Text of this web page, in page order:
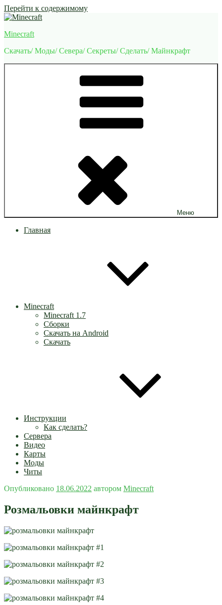
Перейти к содержимому
Minecraft
Скачать/ Моды/ Севера/ Секреты/ Сделать/ Майнкрафт
Меню
Главная
Minecraft
Minecraft 1.7
Сборки
Скачать на Android
Скачать
Инструкции
Как сделать?
Сервера
Видео
Карты
Моды
Читы
Опубликовано 18.06.2022 автором Minecraft
Розмальовки майнкрафт